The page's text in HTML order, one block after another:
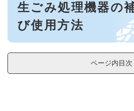
生ごみ処理機器の
び使用方法
ページ内目次